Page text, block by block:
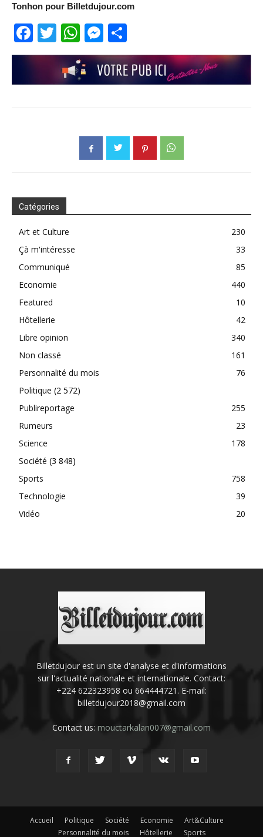
Tonhon pour Billetdujour.com
Facebook
TwitterWhatsApp
Messenger
Catégories
Art et Culture
230
Çà m'intéresse
33
Communiqué
85
Economie
440
Featured
10
Hôtellerie
42
Libre opinion
340
Non classé
161
Personnalité du mois
76
Politique (2 572)
Publireportage
255
Rumeurs
23
Science
178
Société (3 848)
Sports
758
Technologie
39
Vidéo
20
Billetdujour est un site d'analyse et d'informations
sur l'actualité nationale et internationale. Contact:
+224 622323958 ou 664444721. E-mail:
billetdujour2018@gmail.com
Contact us: mouctarkalan007@gmail.com
Accueil Politique Société Economie
Art&Culture
Personnalité du mois
Hôtellerie Sports